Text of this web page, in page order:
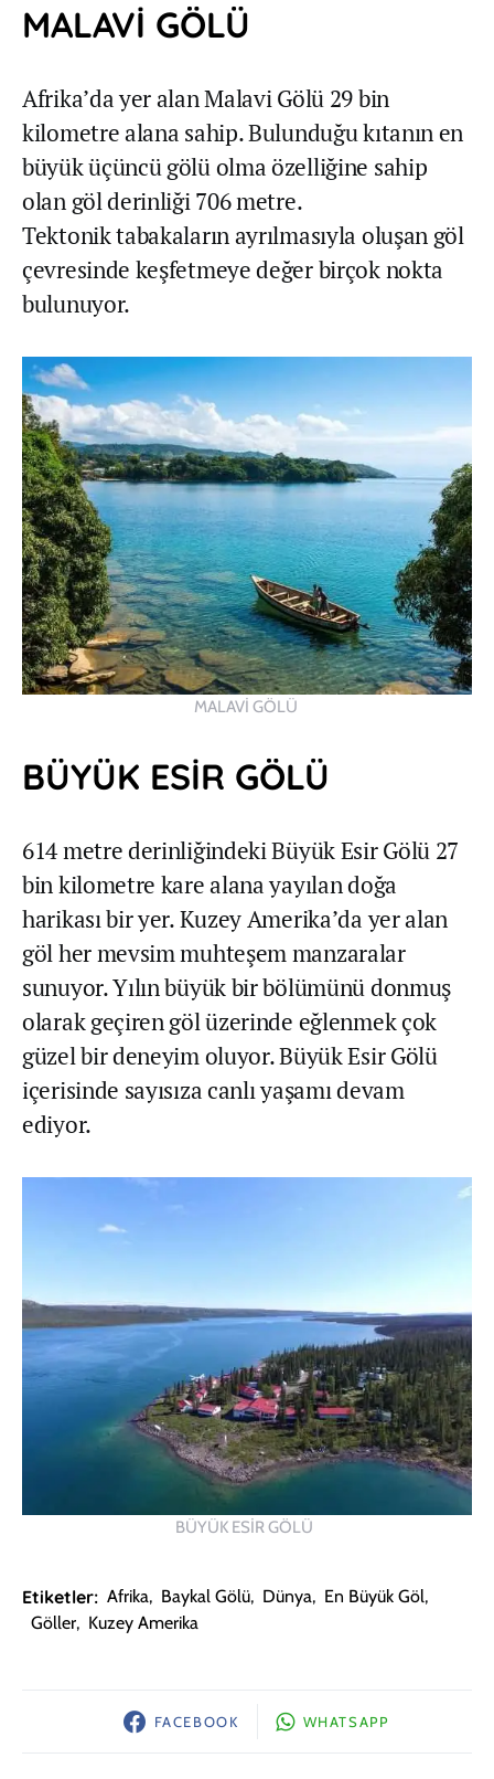
MALAVİ GÖLÜ
Afrika’da yer alan Malavi Gölü 29 bin
kilometre alana sahip. Bulunduğu kıtanın en
büyük üçüncü gölü olma özelliğine sahip
olan göl derinliği 706 metre.
Tektonik tabakaların ayrılmasıyla oluşan göl
çevresinde keşfetmeye değer birçok nokta
bulunuyor.
MALAVİ GÖLÜ
BÜYÜK ESİR GÖLÜ
614 metre derinliğindeki Büyük Esir Gölü 27
bin kilometre kare alana yayılan doğa
harikası bir yer. Kuzey Amerika’da yer alan
göl her mevsim muhteşem manzaralar
sunuyor. Yılın büyük bir bölümünü donmuş
olarak geçiren göl üzerinde eğlenmek çok
güzel bir deneyim oluyor. Büyük Esir Gölü
içerisinde sayısıza canlı yaşamı devam
ediyor.
BÜYÜK ESİR GÖLÜ
Etiketler: Afrika, Baykal Gölü, Dünya, En Büyük Göl,
Göller, Kuzey Amerika
FACEBOOK WHATSAPP